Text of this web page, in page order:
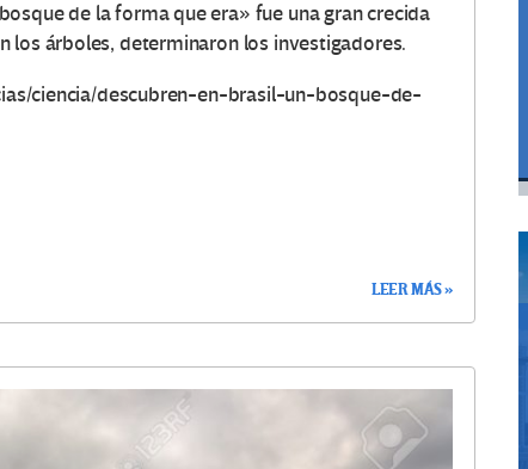
de la forma que era» fue una gran crecida
los árboles, determinaron los investigadores.
ciencia/descubren-en-brasil-un-bosque-de-
LEER MÁS »